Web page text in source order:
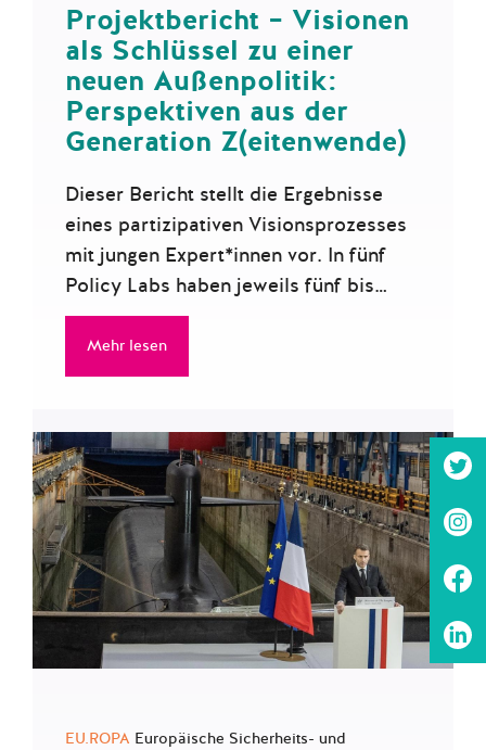
Projektbericht – Visionen
als Schlüssel zu einer
neuen Außenpolitik:
Perspektiven aus der
Generation Z(eitenwende)
Dieser Bericht stellt die Ergebnisse
eines partizipativen Visionsprozesses
mit jungen Expert*innen vor. In fünf
Policy Labs haben jeweils fünf bis…
Mehr lesen
EU.ROPA Europäische Sicherheits- und